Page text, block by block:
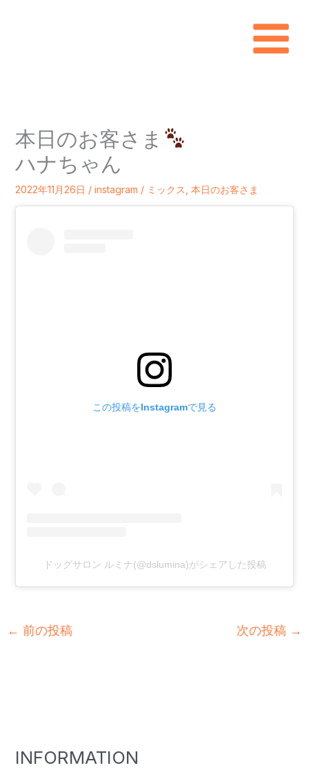
本日のお客さま
ハナちゃん
2022年11月26日 / instagram / ミックス 本日のお客さま
この投稿をInstagramで見る
ドッグサロン ルミナ(@dslumina)がシェアした投稿
← 前の投稿 次の投稿 →
INFORMATION